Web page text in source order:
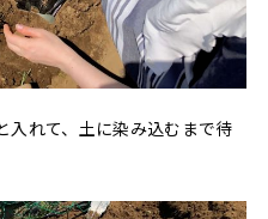
入れて、土に染み込むまで待